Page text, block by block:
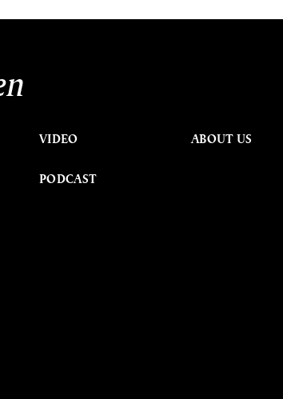
VIDEO
PODCAST
ABOUT US